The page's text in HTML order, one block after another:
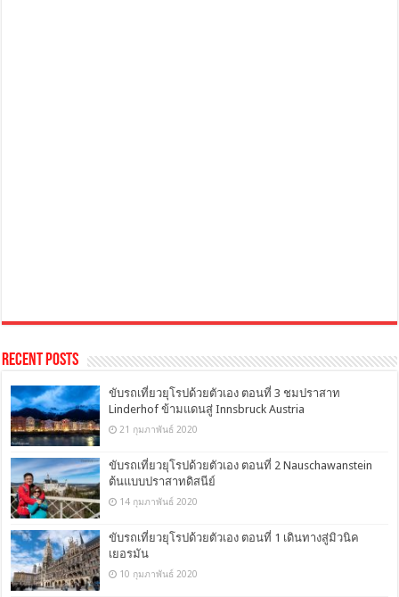
Recent Posts
ขับรถเที่ยวยุโรปด้วยตัวเอง ตอนที่ 3 ชมปราสาท
Linderhof ข้ามแดนสู่ Innsbruck Austria
21 กุมภาพันธ์ 2020
ขับรถเที่ยวยุโรปด้วยตัวเอง ตอนที่ 2 Nauschawanstein
ต้นแบบปราสาทดิสนีย์
14 กุมภาพันธ์ 2020
ขับรถเที่ยวยุโรปด้วยตัวเอง ตอนที่ 1 เดินทางสู่มิวนิค
เยอรมัน
10 กุมภาพันธ์ 2020